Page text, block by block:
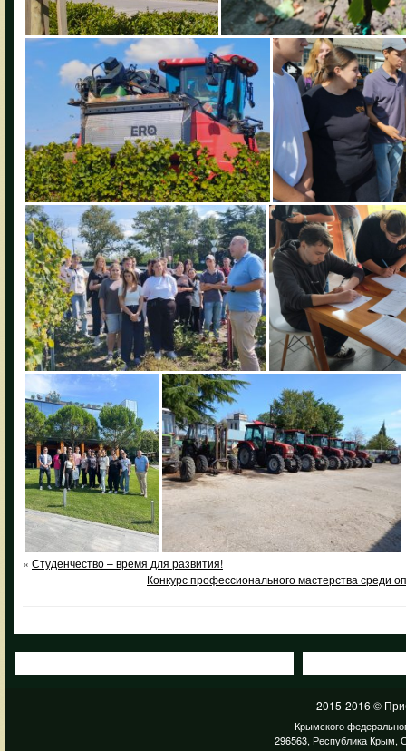
« Студенчество – время для развития!
Конкурс профессионального мастерства среди
2015-2016 ©
Крымского
296563, Республика Крым,